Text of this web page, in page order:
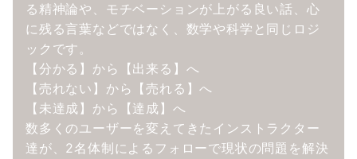
る精神論や、モチベーションが上がる良い話、心
に残る言葉などではなく、数学や科学と同じロジ
ックです。
【分かる】から【出来る】へ
【売れない】から【売れる】へ
【未達成】から【達成】へ
数多くのユーザーを変えてきたインストラクター
達が、2名体制によるフォローで現状の問題を解決